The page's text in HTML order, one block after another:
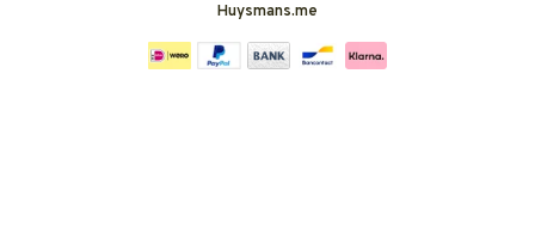
Huysmans.me